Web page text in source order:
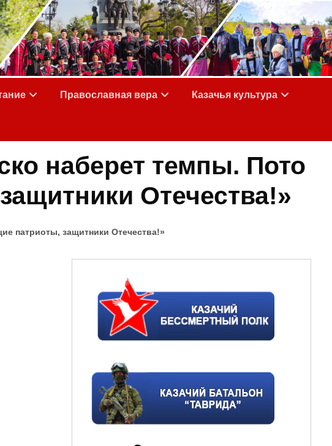
Православная вера Казачья культура
наберет темпы. Пото
Отечества!»
патриоты, защитники Отечества!»